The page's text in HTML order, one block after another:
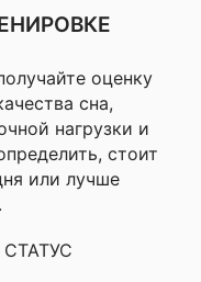
▸В режиме
9 часов.
▸В
режиме SatIQ
GNSS с
до 8 часов.
В режиме всех
GNSS +
с музыкой:
часов.
оценку
сна,
нагрузки и
стоит
или лучше